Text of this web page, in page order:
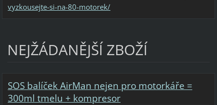
vyzkousejte-si-na-80-motorek/
NEJŽÁDANĚJŠÍ ZBOŽÍ
SOS balíček AirMan nejen pro motorkáře =
300ml tmelu + kompresor